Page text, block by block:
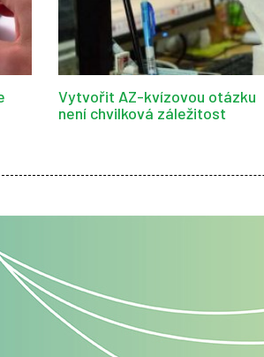
Vytvořit AZ-kvízovou otázku
není chvilková záležitost